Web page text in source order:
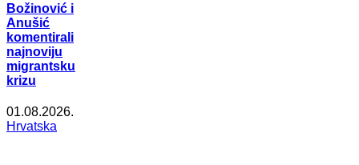
Božinović i
Anušić
komentirali
najnoviju
migrantsku
krizu
01.08.2026.
Hrvatska